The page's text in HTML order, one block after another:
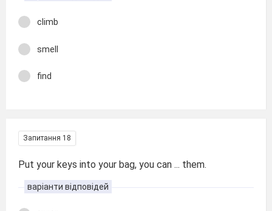
climb
smell
find
Запитання 18
Put your keys into your bag, you can ... them.
варіанти відповідей